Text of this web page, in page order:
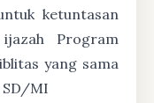
ketuntasan
ijazah Program
yang sama
SD/MI